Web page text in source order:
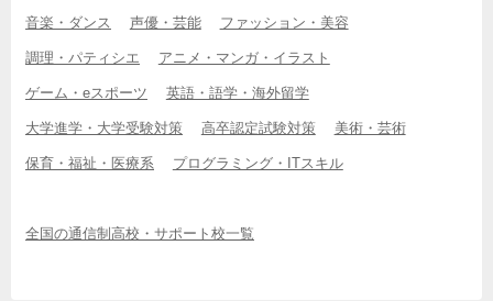
音楽・ダンス 声優・芸能 ファッション・美容
調理・パティシエ アニメ・マンガ・イラスト
ゲーム・eスポーツ 英語・語学・海外留学
大学進学・大学受験対策 高卒認定試験対策 美術・芸術
保育・福祉・医療系 プログラミング・ITスキル
全国の通信制高校・サポート校一覧